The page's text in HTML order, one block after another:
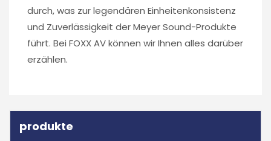
durch, was zur legendären Einheitenkonsistenz
und Zuverlässigkeit der Meyer Sound-Produkte
führt. Bei FOXX AV können wir Ihnen alles darüber
erzählen.
produkte